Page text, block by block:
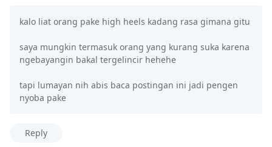
kalo liat orang pake high heels kadang rasa gimana gitu
saya mungkin termasuk orang yang kurang suka karena
ngebayangin bakal tergelincir hehehe
tapi lumayan nih abis baca postingan ini jadi pengen
nyoba pake
Reply